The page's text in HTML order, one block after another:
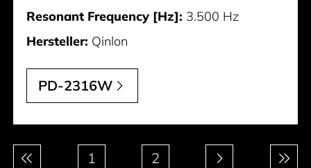
Resonant Frequency [Hz]: 3.500 Hz
Hersteller: Qinlon
PD-2316W
Paginierung 1 2